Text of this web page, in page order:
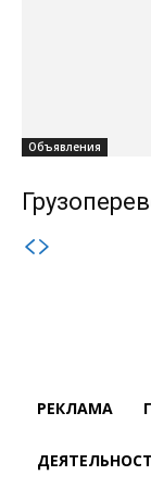
Объявления
РЕКЛАМА